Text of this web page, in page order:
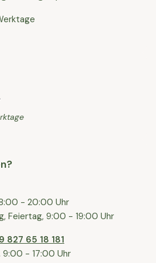
- 20:00 Uhr
Feiertag, 9:00 - 19:00 Uhr
65 18 181
- 17:00 Uhr